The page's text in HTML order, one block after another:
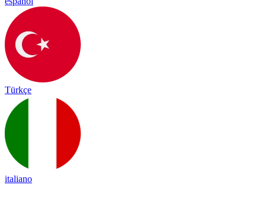
Türkçe
italiano